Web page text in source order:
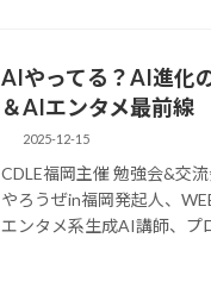
AIやってる？AI進化
＆AIエンタメ最前線
2025-12-15
CDLE福岡主催 勉強会&交
やろうぜin福岡発起人、
エンタメ系生成AI講師、プ